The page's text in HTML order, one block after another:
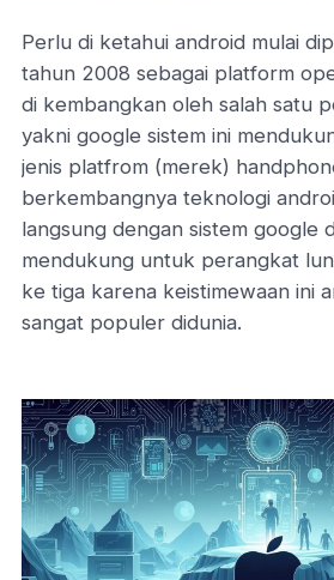
Perlu di ketahui android mulai
tahun 2008 sebagai platform
di kembangkan oleh salah satu
yakni google sistem ini
jenis platfrom (merek)
berkembangnya teknologi
langsung dengan sistem google
mendukung untuk perangkat
ke tiga karena keistimewaan ini
sangat populer didunia.